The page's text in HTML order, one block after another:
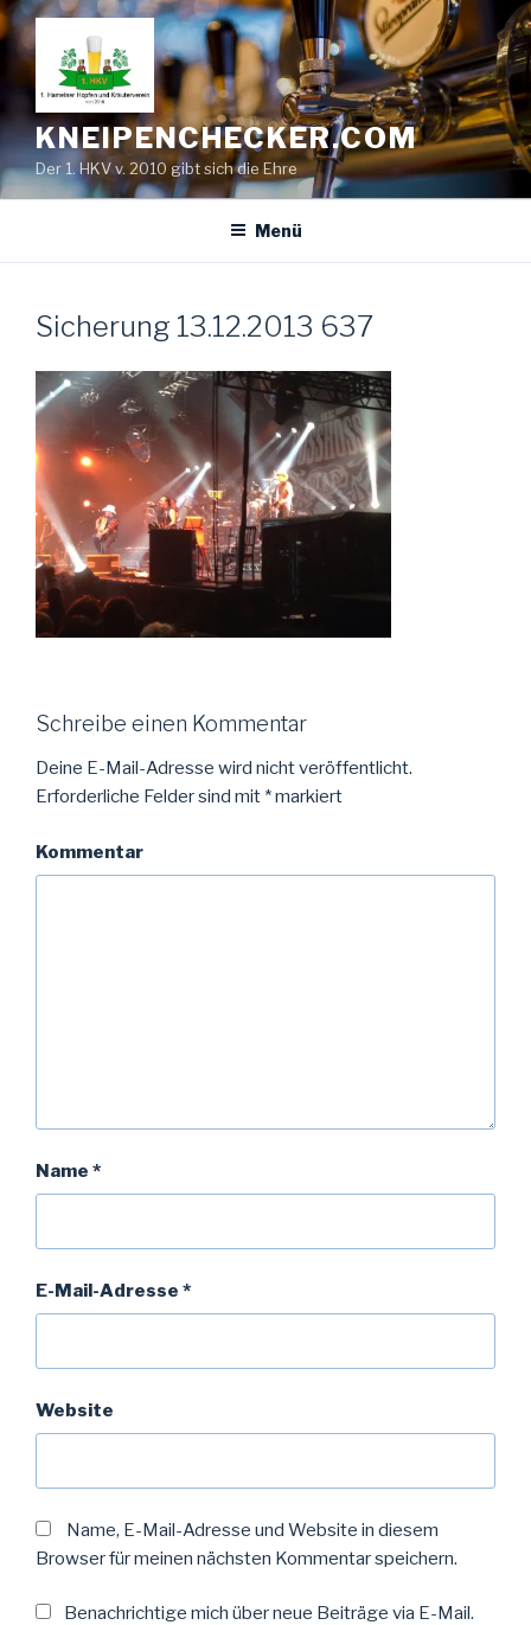
Zum
Inhalt
springen
KNEIPENCHECKER.COM
Der 1. HKV v. 2010 gibt sich die Ehre
Menü
Sicherung 13.12.2013 637
Schreibe einen Kommentar
Deine E-Mail-Adresse wird nicht veröffentlicht.
Erforderliche Felder sind mit *markiert
Kommentar
Name *
E-Mail-Adresse *
Website
Name, E-Mail-Adresse und Website in diesem
Browser für meinen nächsten Kommentar speichern.
Benachrichtige mich über neue Beiträge via E-Mail.